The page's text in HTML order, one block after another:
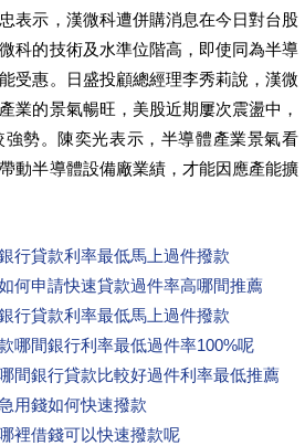
表示，漢微科遭併購消息在今日對台股
科的技術及水準位階高，即使同為半導
受惠。日盛投顧總經理李秀莉說，漢微
業的景氣暢旺，美股近期屢次震盪中，
勢。陳奕光表示，半導體產業景氣看
動半導體設備廠業績，才能因應產能擴
行貸款利率最低馬上過件撥款
何申請快速貸款過件率高哪間推薦
行貸款利率最低馬上過件撥款
哪間銀行利率最低過件率100%呢
間銀行貸款比較好過件利率最低推薦
用錢如何快速撥款
裡借錢可以快速撥款呢